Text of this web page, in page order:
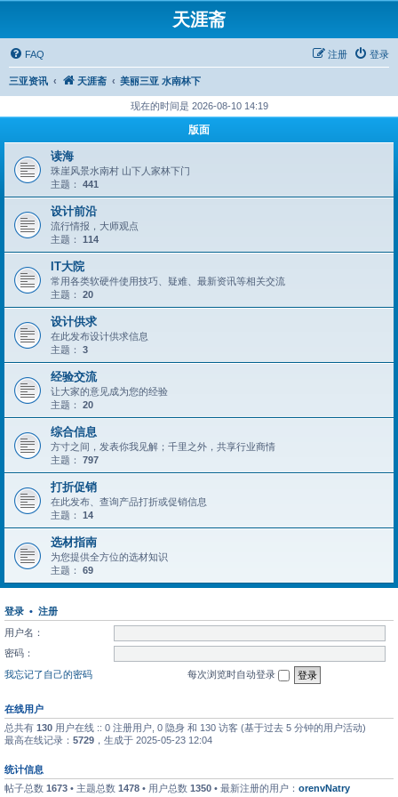
天涯斋
FAQ 登录
注册
三亚资讯 天涯斋 美丽三亚 水南林下
现在的时间是 2026-08-10 14:19
版面
读海
珠崖风景水南村 山下人家林下门
主题： 441
设计前沿
流行情报，大师观点
主题： 114
IT大院
常用各类软硬件使用技巧、疑难、最新资讯等相关交流
主题： 20
设计供求
在此发布设计供求信息
主题： 3
经验交流
让大家的意见成为您的经验
主题： 20
综合信息
方寸之间，发表你我见解；千里之外，共享行业商情
主题： 797
打折促销
在此发布、查询产品打折或促销信息
主题： 14
选材指南
为您提供全方位的选材知识
主题： 69
登录 • 注册
用户名：
密码：
我忘记了自己的密码
每次浏览时自动登录
在线用户
总共有 130 用户在线 :: 0 注册用户, 0 隐身 和 130 访客 (基于过去 5 分钟的用户活动)
最高在线记录： 5729 ，生成于 2025-05-23 12:04
统计信息
帖子总数 1673 • 主题总数 1478 • 用户总数 1350 • 最新注册的用户： orenvNatry